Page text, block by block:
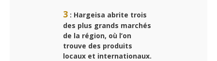
3 : Hargeisa abrite trois
des plus grands marchés
de la région, où l’on
trouve des produits
locaux et internationaux.